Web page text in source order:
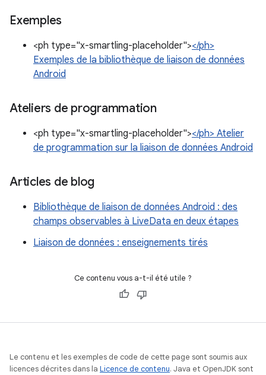
Exemples
<ph type="x-smartling-placeholder"></ph>
Exemples de la bibliothèque de liaison de données
Android
Ateliers de programmation
<ph type="x-smartling-placeholder"></ph> Atelier
de programmation sur la liaison de données Android
Articles de blog
Bibliothèque de liaison de données Android : des
champs observables à LiveData en deux étapes
Liaison de données : enseignements tirés
Ce contenu vous a-t-il été utile ?
Le contenu et les exemples de code de cette page sont soumis aux
licences décrites dans la Licence de contenu. Java et OpenJDK sont